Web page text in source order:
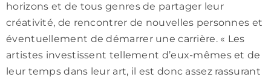
horizons et de tous genres de partager leur
créativité, de rencontrer de nouvelles personnes et
éventuellement de démarrer une carrière. « Les
artistes investissent tellement d’eux-mêmes et de
leur temps dans leur art, il est donc assez rassurant